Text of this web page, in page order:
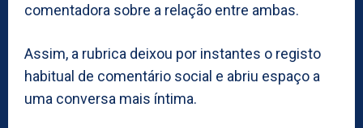
comentadora sobre a relação entre ambas.
Assim, a rubrica deixou por instantes o registo
habitual de comentário social e abriu espaço a
uma conversa mais íntima.